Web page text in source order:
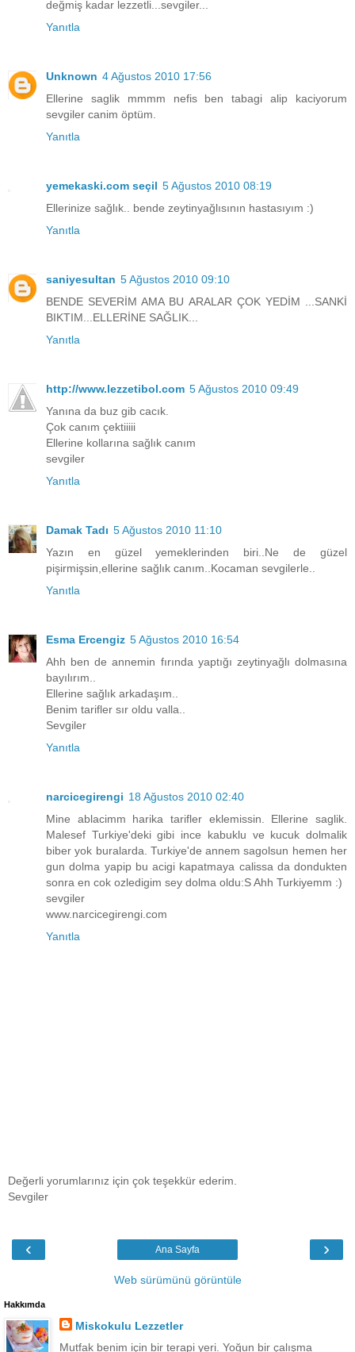
değmiş kadar lezzetli...sevgiler...
Yanıtla
Unknown 4 Ağustos 2010 17:56
Ellerine saglik mmmm nefis ben tabagi alip kaciyorum
sevgiler canim öptüm.
Yanıtla
yemekaski.com seçil 5 Ağustos 2010 08:19
Ellerinize sağlık.. bende zeytinyağlısının hastasıyım :)
Yanıtla
saniyesultan 5 Ağustos 2010 09:10
BENDE SEVERİM AMA BU ARALAR ÇOK YEDİM ...SANKİ
BIKTIM...ELLERİNE SAĞLIK...
Yanıtla
http://www.lezzetibol.com 5 Ağustos 2010 09:49
Yanına da buz gib cacık.
Çok canım çektiiiii
Ellerine kollarına sağlık canım
sevgiler
Yanıtla
Damak Tadı 5 Ağustos 2010 11:10
Yazın en güzel yemeklerinden biri..Ne de güzel
pişirmişsin,ellerine sağlık canım..Kocaman sevgilerle..
Yanıtla
Esma Ercengiz 5 Ağustos 2010 16:54
Ahh ben de annemin fırında yaptığı zeytinyağlı dolmasına
bayılırım..
Ellerine sağlık arkadaşım..
Benim tarifler sır oldu valla..
Sevgiler
Yanıtla
narcicegirengi 18 Ağustos 2010 02:40
Mine ablacimm harika tarifler eklemissin. Ellerine saglik.
Malesef Turkiye'deki gibi ince kabuklu ve kucuk dolmalik
biber yok buralarda. Turkiye'de annem sagolsun hemen her
gun dolma yapip bu acigi kapatmaya calissa da dondukten
sonra en cok ozledigim sey dolma oldu:S Ahh Turkiyemm :)
sevgiler
www.narcicegirengi.com
Yanıtla
Değerli yorumlarınız için çok teşekkür ederim.
Sevgiler
‹ ›
Ana Sayfa
Web sürümünü görüntüle
Hakkımda
Miskokulu Lezzetler
Mutfak benim için bir terapi yeri. Yoğun bir çalışma